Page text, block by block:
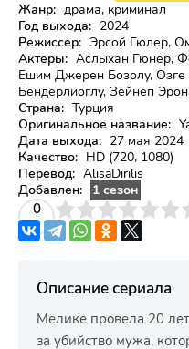
Жанр: драма, криминал
Год выхода: 2024
Режиссер: Эрсой Гюлер,
Актеры: Аслыхан Гюнер,
Ешим Джерен Бозолу,
Бендерлиоглу, Зейнеп
Страна: Турция
Оригинальное название:
Дата выхода: 27 мая 2024
Качество: HD (720, 1080)
Перевод: AlisaDirilis
Добавлен:
1 сезон
0
4 5 6 7 8 9 10
Описание сериала
Мелике провела 20
за убийство мужа,